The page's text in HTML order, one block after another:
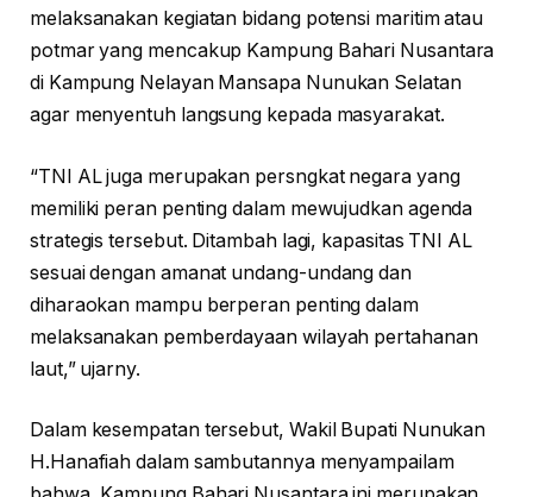
melaksanakan kegiatan bidang potensi maritim atau
potmar yang mencakup Kampung Bahari Nusantara
di Kampung Nelayan Mansapa Nunukan Selatan
agar menyentuh langsung kepada masyarakat.
“TNI AL juga merupakan persngkat negara yang
memiliki peran penting dalam mewujudkan agenda
strategis tersebut. Ditambah lagi, kapasitas TNI AL
sesuai dengan amanat undang-undang dan
diharaokan mampu berperan penting dalam
melaksanakan pemberdayaan wilayah pertahanan
laut,” ujarny.
Dalam kesempatan tersebut, Wakil Bupati Nunukan
H.Hanafiah dalam sambutannya menyampailam